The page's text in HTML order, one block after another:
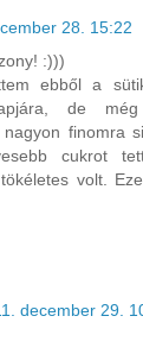
28. 15:22
:)))
ebből a
de
finomra
cukrot
volt.
december 29.